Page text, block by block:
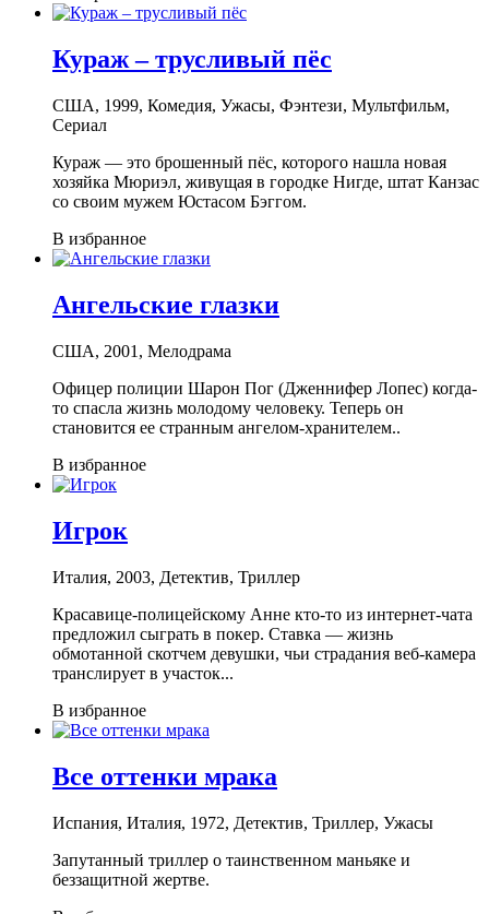
Кураж – трусливый пёс
США, 1999, Комедия, Ужасы, Фэнтези, Мультфильм,
Сериал
Кураж — это брошенный пёс, которого нашла новая
хозяйка Мюриэл, живущая в городке Нигде, штат Канзас
со своим мужем Юстасом Бэггом.
В избранное
Ангельские глазки
США, 2001, Мелодрама
Офицер полиции Шарон Пог (Дженнифер Лопес) когда-
то спасла жизнь молодому человеку. Теперь он
становится ее странным ангелом-хранителем..
В избранное
Игрок
Италия, 2003, Детектив, Триллер
Красавице-полицейскому Анне кто-то из интернет-чата
предложил сыграть в покер. Ставка — жизнь
обмотанной скотчем девушки, чьи страдания веб-камера
транслирует в участок...
В избранное
Все оттенки мрака
Испания, Италия, 1972, Детектив, Триллер, Ужасы
Запутанный триллер о таинственном маньяке и
беззащитной жертве.